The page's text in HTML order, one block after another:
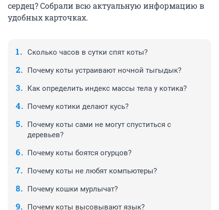
сердец? Собрали всю актуальную информацию в
удобных карточках.
Сколько часов в сутки спят коты?
Почему коты устраивают ночной тыгыдык?
Как определить индекс массы тела у котика?
Почему котики делают кусь?
Почему коты сами не могут спуститься с
деревьев?
Почему коты боятся огурцов?
Почему коты не любят компьютеры?
Почему кошки мурлычат?
Почему коты высовывают язык?